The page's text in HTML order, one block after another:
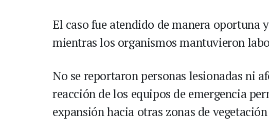
El caso fue atendido de manera oportuna
mientras los organismos mantuvieron
No se reportaron personas lesionadas ni
reacción de los equipos de emergencia
expansión hacia otras zonas de